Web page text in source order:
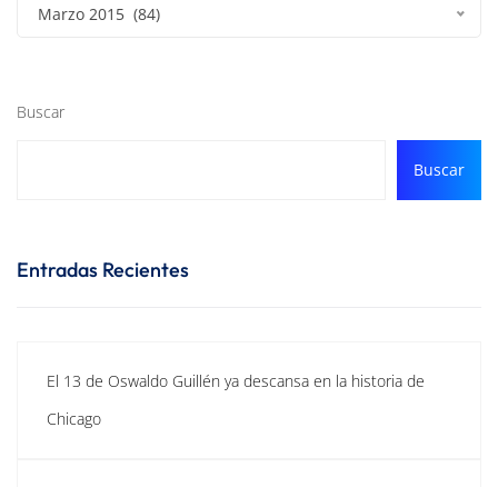
Marzo 2015 (84)
Buscar
Buscar
Entradas Recientes
El 13 de Oswaldo Guillén ya descansa en la historia de
Chicago